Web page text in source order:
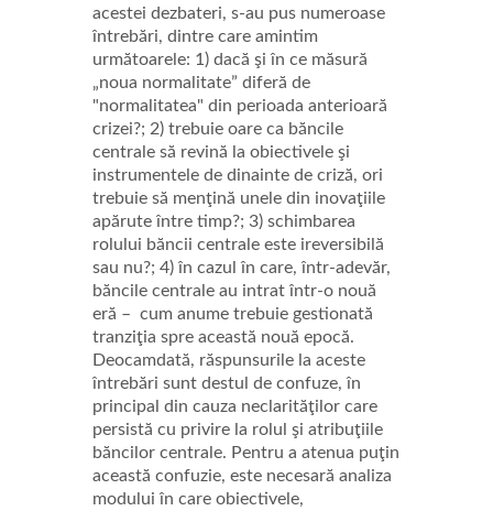
acestei dezbateri, s-au pus numeroase
întrebări, dintre care amintim
următoarele: 1) dacă şi în ce măsură
„noua normalitate” diferă de
"normalitatea" din perioada anterioară
crizei?; 2) trebuie oare ca băncile
centrale să revină la obiectivele şi
instrumentele de dinainte de criză, ori
trebuie să menţină unele din inovaţiile
apărute între timp?; 3) schimbarea
rolului băncii centrale este ireversibilă
sau nu?; 4) în cazul în care, într-adevăr,
băncile centrale au intrat într-o nouă
eră – cum anume trebuie gestionată
tranziţia spre această nouă epocă.
Deocamdată, răspunsurile la aceste
întrebări sunt destul de confuze, în
principal din cauza neclarităţilor care
persistă cu privire la rolul şi atribuţiile
băncilor centrale. Pentru a atenua puţin
această confuzie, este necesară analiza
modului în care obiectivele,